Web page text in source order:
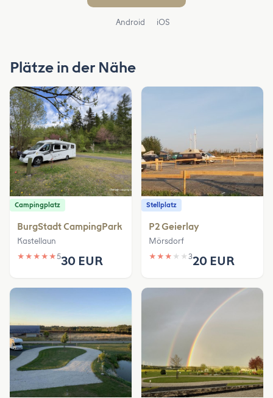
Android iOS
Plätze in der Nähe
Campingplatz
BurgStadt CampingPark
Kastellaun
★ ★ ★ ★ ★530 EUR
Stellplatz
P2 Geierlay
Mörsdorf
★ ★ ★ ★ ★ 320 EUR